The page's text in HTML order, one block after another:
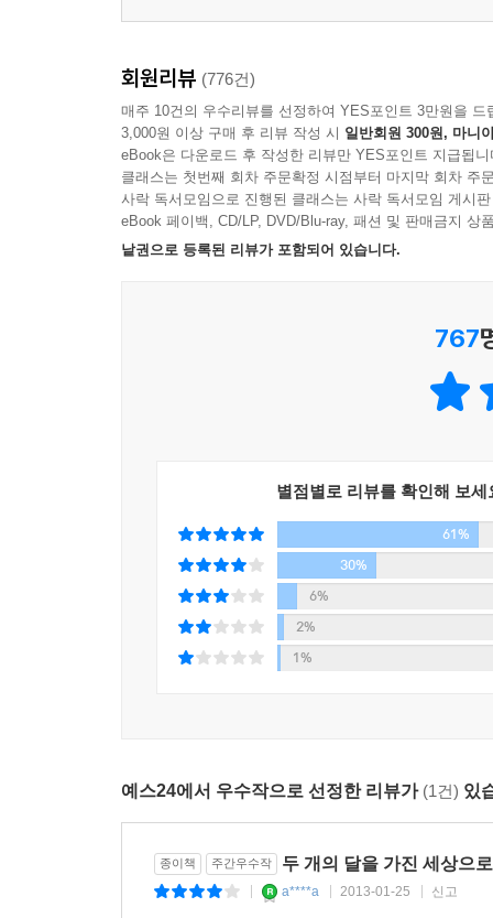
팔리며 한국 출판사상 최단기간에 밀리언셀러를
덴고, 지금 어디 있어?
빨리 나를 찾아줘. 다른 누군가 나를 찾기 전에……
3권을 우리보다 먼저 읽은 일본 독자들의 반응
‘굉장한걸, 역시 대단해’의 연발! 대만족이었습니
굉장한 만화나 소설, 영화를 봤을 때의 그런 감정
모두가 기다렸던 3권은 무엇을 담고 있을까? 가
구성을 염두에 두었던 하루키는 3권을 구성하
1,2권과는 달리, 덴고와 아오마메, 그리고 독자
만나는 지점이 있습니다. 서로 쫓고 쫓긴다든가
세 인물의 목소리가 교차하면서, 시간성과 플롯
세계를 떠나고자 하는 아오마메, 아오마메를 뒤
그런 덴고를 수호하는 후카에리, 그리고 덴고와
아름답고도 충격적인 3권의 결말을 읽은 뒤에
‘1Q84년’이라는 새롭고 거대한 세계의 서사는
이런 반응에 대해 이렇게 말한다.
회원리뷰 (776건)
매주 10건의 우수리뷰를 선정하여 YES포인트 3만원을 드
3,000원 이상 구매 후 리뷰 작성 시 일반회원 300원, 마니
eBook은 다운로드 후 작성한 리뷰만 YES포인트 지급됩니
클래스는 첫번째 회차 주문확정 시점부터 마지막 회차 주
사락 독서모임으로 진행된 클래스는 사락 독서모임 게시
eBook 페이백, CD/LP, DVD/Blu-ray, 패션 및 판매금지 상
낱권으로 등록된 리뷰가 포함되어 있습니다.
767
별점별로 리뷰를 확인해 보세
61%
30%
6%
2%
1%
예스24에서 우수작으로 선정한 리뷰가 (1건) 있
종이책 주간우수작 두 개의 달을 가진 세상으
a****a 2013-01-25 신고